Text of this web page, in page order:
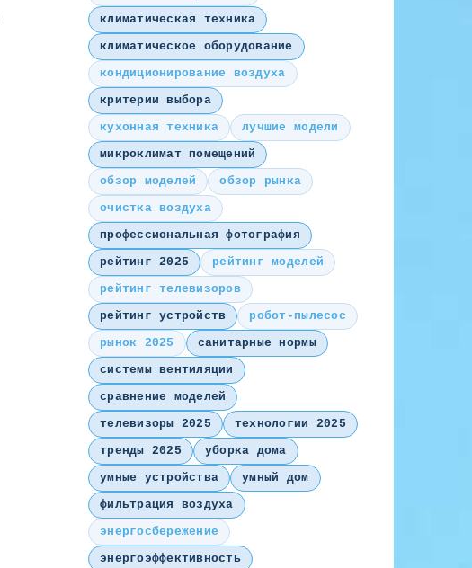
климатическая техника
климатическое оборудование
кондиционирование воздуха
критерии выбора
кухонная техника
лучшие модели
микроклимат помещений
обзор моделей
обзор рынка
очистка воздуха
профессиональная фотография
рейтинг 2025
рейтинг моделей
рейтинг телевизоров
рейтинг устройств
робот-пылесос
рынок 2025
санитарные нормы
системы вентиляции
сравнение моделей
телевизоры 2025
технологии 2025
тренды 2025
уборка дома
умные устройства
умный дом
фильтрация воздуха
энергосбережение
энергоэффективность